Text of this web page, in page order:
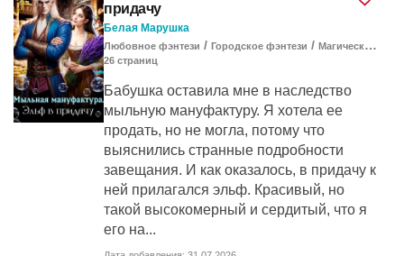
придачу
Белая Марушка
Любовное фэнтези / Городское фэнтези / Магический детектив
26 cтраниц
Бабушка оставила мне в наследство
мыльную мануфактуру. Я хотела ее
продать, но не могла, потому что
выяснились странные подробности
завещания. И как оказалось, в придачу к
ней прилагался эльф. Красивый, но
такой высокомерный и сердитый, что я
его на...